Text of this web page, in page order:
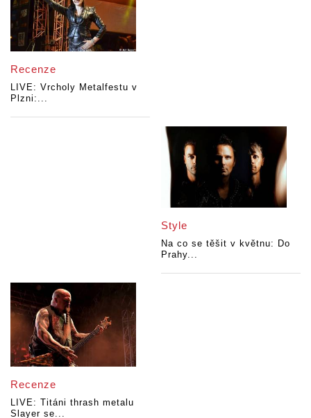
Recenze
LIVE: Vrcholy Metalfestu v
Plzni:...
Style
Na co se těšit v květnu: Do
Prahy...
Recenze
LIVE: Titáni thrash metalu
Slayer se...